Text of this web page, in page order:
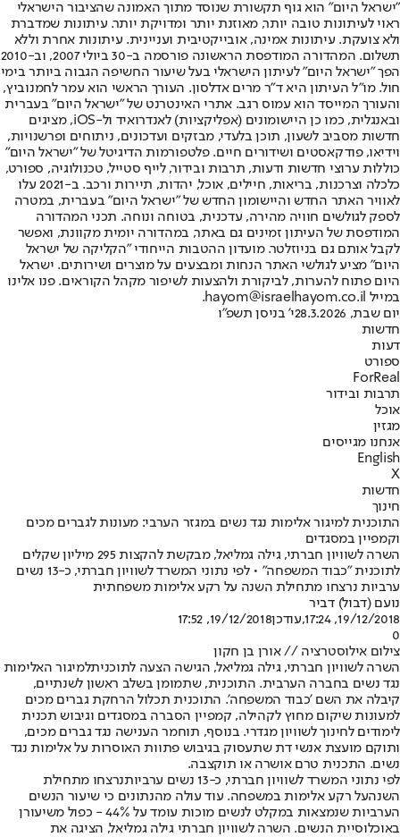
"ישראל היום" הוא גוף תקשורת שנוסד מתוך האמונה שהציבור הישראלי
ראוי לעיתונות טובה יותר, מאוזנת יותר ומדויקת יותר. עיתונות שמדברת
ולא צועקת. עיתונות אמינה, אובייקטיבית ועניינית. עיתונות אחרת וללא
תשלום. המהדורה המודפסת הראשונה פורסמה ב-30 ביולי 2007, וב-2010
הפך "ישראל היום" לעיתון הישראלי בעל שיעור החשיפה הגבוה ביותר בימי
חול. מו"ל העיתון היא ד"ר מרים אדלסון. העורך הראשי הוא עמר לחמנוביץ,
והעורך המייסד הוא עמוס רגב. אתרי האינטרנט של "ישראל היום" בעברית
ובאנגלית, כמו כן היישומונים (אפליקציות) לאנדרואיד ול-iOS, מציגים
חדשות מסביב לשעון, תוכן בלעדי, מבזקים ועדכונים, ניתוחים ופרשנויות,
וידיאו, פודקאסטים ושידורים חיים. פלטפורמות הדיגיטל של "ישראל היום"
כוללות ערוצי חדשות ודעות, תרבות ובידור, לייף סטייל, טכנולוגיה, ספורט,
כלכלה וצרכנות, בריאות, חיילים, אוכל, יהדות, תיירות ורכב. ב-2021 עלו
לאוויר האתר החדש והיישומון החדש של "ישראל היום" בעברית, במטרה
לספק לגולשים חוויה מהירה, עדכנית, בטוחה ונוחה. תכני המהדורה
המודפסת של העיתון זמינים גם באתר, במהדורה יומית מקוונת, ואפשר
לקבל אותם גם בניוזלטר. מועדון ההטבות הייחודי "הקליקה של ישראל
היום" מציע לגולשי האתר הנחות ומבצעים על מוצרים ושירותים. ישראל
היום פתוח להערות, לביקורת ולהצעות לשיפור מקהל הקוראים. פנו אלינו
במייל hayom@israelhayom.co.il.
יום שבת, 28.3.2026
י' בניסן תשפ"ו
חדשות
דעות
ספורט
ForReal
תרבות ובידור
אוכל
מגזין
אנחנו מגייסים
English
X
חדשות
חינוך
התוכנית למיגור אלימות נגד נשים במגזר הערבי: מעונות לגברים מכים
וקמפיין במסגדים
השרה לשוויון חברתי, גילה גמליאל, מבקשת להקצות 295 מיליון שקלים
לתוכנית "כבוד המשפחה" • לפי נתוני המשרד לשוויון חברתי, כ-13 נשים
ערביות נרצחו מתחילת השנה על רקע אלימות משפחתית
נועם (דבול) דביר
19/12/2018, 17:24
,עודכן19/12/2018, 17:52
0
צילום אילוסטרציה // אורן בן חקון
השרה לשוויון חברתי, גילה גמליאל, הגישה הצעה לתוכניתלמיגור האלימות
נגד נשים בחברה הערבית. התוכנית, שתמומן בשלב ראשון לשנתיים,
קיבלה את השם 'כבוד המשפחה'. התוכנית תכלול הרחקת גברים מכים
למעונות שיקום מחוץ לקהילה, קמפיין הסברה במסגדים וגיבוש תכנית
לימודים לחינוך לשוויון מגדרי. בנוסף, תוחמר הענישה נגד גברים מכים,
ותוקם מועצת אנשי דת שתעסוק בגיבוש פתוות האוסרות על אלימות נגד
נשים. התכנית טרם אושרה או תוקצבה.
לפי נתוני המשרד לשוויון חברתי, כ-13 נשים ערביות
נרצחו מתחילת
השנהעל רקע אלימות במשפחה. עוד עולה מהנתונים כי שיעור הנשים
הערביות שנמצאות במקלט לנשים מוכות עומד על 44% - כפול משיעורן
באוכלוסיית הנשים. השרה לשוויון חברתי גילה גמליאל, הציגה את